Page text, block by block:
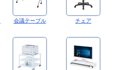
会議テーブル チェア